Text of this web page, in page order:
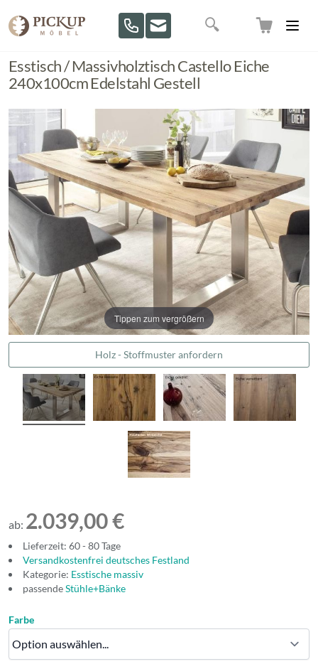
Suche
Esstisch / Massivholztisch Castello Eiche
240x100cm Edelstahl Gestell
Tippen zum vergrößern
Holz - Stoffmuster anfordern
ab: 2.039,00 €
Lieferzeit: 60 - 80 Tage
Versandkostenfrei deutsches Festland
Kategorie: Esstische massiv
passendeStühle+Bänke
Farbe